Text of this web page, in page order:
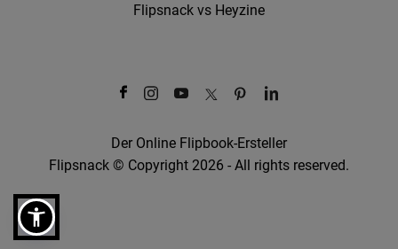
Flipsnack vs Heyzine
Der Online Flipbook-Ersteller
Flipsnack © Copyright 2026 - All rights reserved.